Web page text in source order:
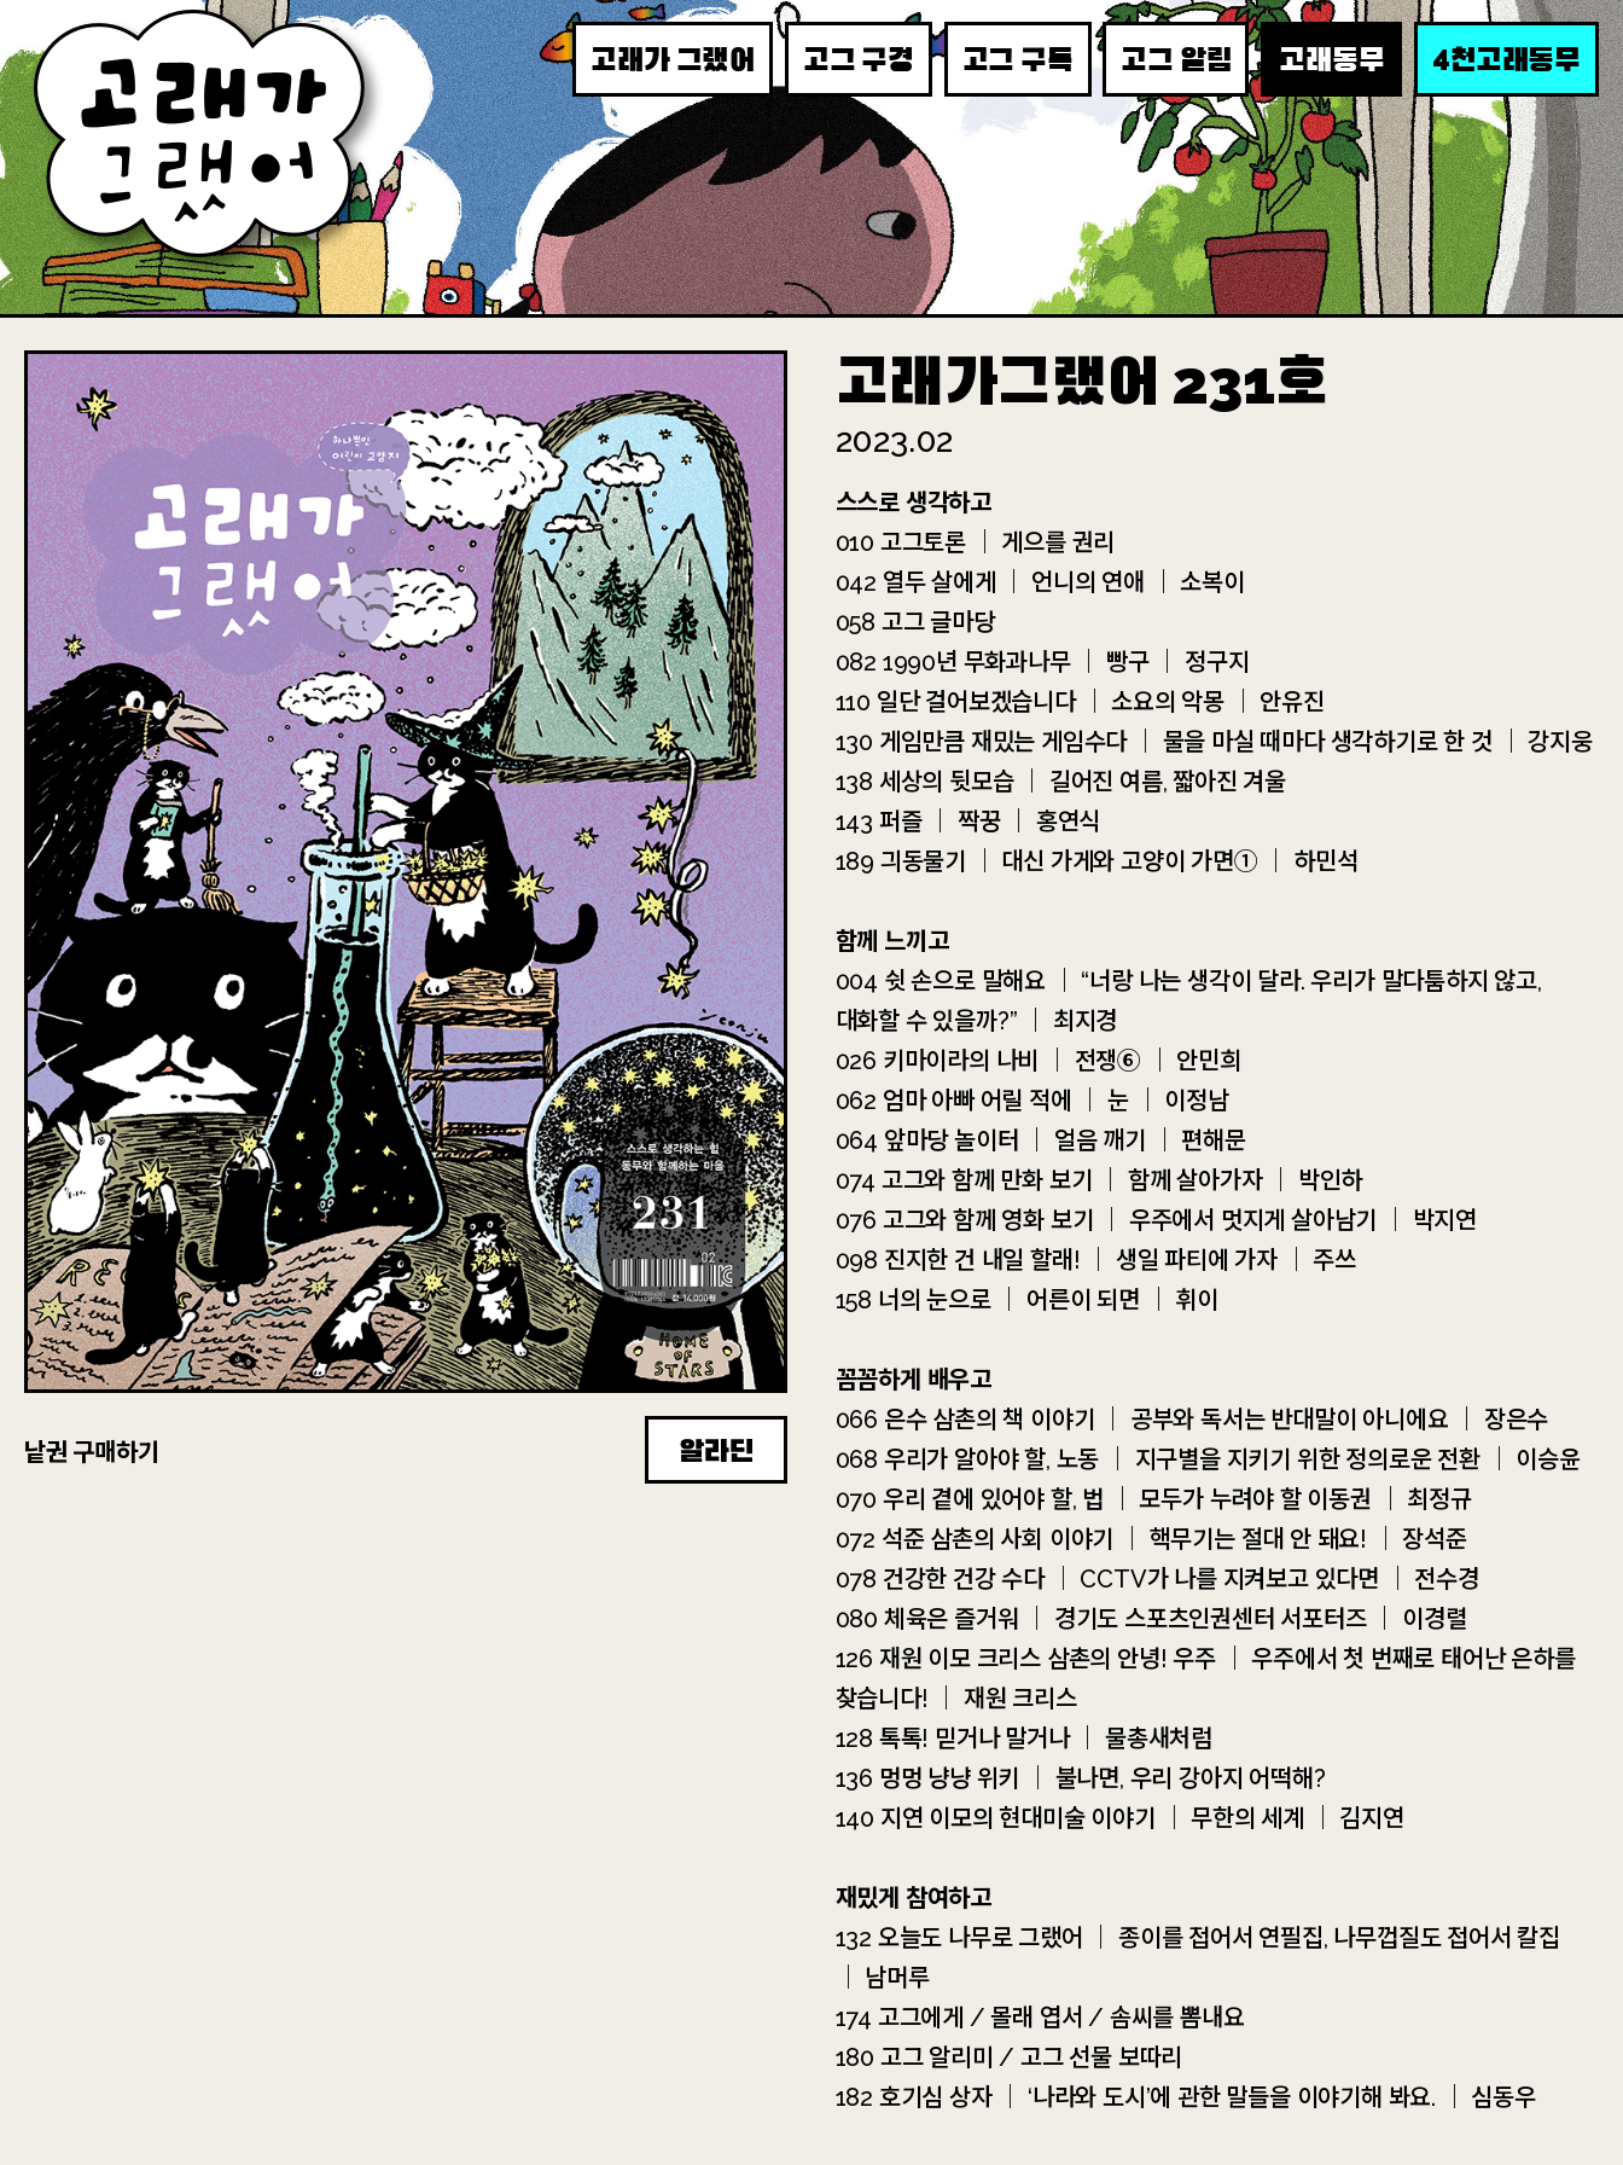
고래가 그랬어 고그 구경 고그 구독 고그 알림 고래동무 4천고래동무
후원하는 곳
2226
4244
+
낱권 구매하기 알라딘
고래가그랬어 231호
2023.02
스스로 생각하고
010 고그토론 ｜ 게으를 권리
042 열두 살에게 ｜ 언니의 연애 ｜ 소복이
058 고그 글마당
082 1990년 무화과나무 ｜ 빵구 ｜ 정구지
110 일단 걸어보겠습니다 ｜ 소요의 악몽 ｜ 안유진
130 게임만큼 재밌는 게임수다 ｜ 물을 마실 때마다 생각하기로 한 것 ｜ 강지웅
138 세상의 뒷모습 ｜ 길어진 여름, 짧아진 겨울
143 퍼즐 ｜ 짝꿍 ｜ 홍연식
189 긔동물기 ｜ 대신 가게와 고양이 가면① ｜ 하민석
함께 느끼고
004 쉿 손으로 말해요 ｜ “너랑 나는 생각이 달라. 우리가 말다툼하지 않고,
대화할 수 있을까?” ｜ 최지경
026 키마이라의 나비 ｜ 전쟁⑥ ｜ 안민희
062 엄마 아빠 어릴 적에 ｜ 눈 ｜ 이정남
064 앞마당 놀이터 ｜ 얼음 깨기 ｜ 편해문
074 고그와 함께 만화 보기 ｜ 함께 살아가자 ｜ 박인하
076 고그와 함께 영화 보기 ｜ 우주에서 멋지게 살아남기 ｜ 박지연
098 진지한 건 내일 할래! ｜ 생일 파티에 가자 ｜ 주쓰
158 너의 눈으로 ｜ 어른이 되면 ｜ 휘이
꼼꼼하게 배우고
066 은수 삼촌의 책 이야기 ｜ 공부와 독서는 반대말이 아니에요 ｜ 장은수
068 우리가 알아야 할, 노동 ｜ 지구별을 지키기 위한 정의로운 전환 ｜ 이승윤
070 우리 곁에 있어야 할, 법 ｜ 모두가 누려야 할 이동권 ｜ 최정규
072 석준 삼촌의 사회 이야기 ｜ 핵무기는 절대 안 돼요! ｜ 장석준
078 건강한 건강 수다 ｜ CCTV가 나를 지켜보고 있다면 ｜ 전수경
080 체육은 즐거워 ｜ 경기도 스포츠인권센터 서포터즈 ｜ 이경렬
126 재원 이모 크리스 삼촌의 안녕! 우주 ｜ 우주에서 첫 번째로 태어난 은하를
찾습니다! ｜ 재원 크리스
128 톡톡! 믿거나 말거나 ｜ 물총새처럼
136 멍멍 냥냥 위키 ｜ 불나면, 우리 강아지 어떡해?
140 지연 이모의 현대미술 이야기 ｜ 무한의 세계 ｜ 김지연
재밌게 참여하고
132 오늘도 나무로 그랬어 ｜ 종이를 접어서 연필집, 나무껍질도 접어서 칼집
｜ 남머루
174 고그에게 / 몰래 엽서 / 솜씨를 뽐내요
180 고그 알리미 / 고그 선물 보따리
182 호기심 상자 ｜ ‘나라와 도시’에 관한 말들을 이야기해 봐요. ｜ 심동우